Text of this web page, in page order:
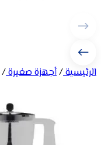
الرئيسية/أجهزة صغيرة/